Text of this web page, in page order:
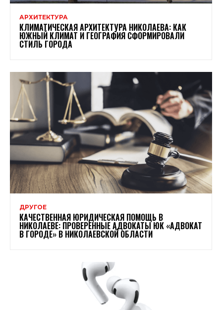
АРХИТЕКТУРА
КЛИМАТИЧЕСКАЯ АРХИТЕКТУРА НИКОЛАЕВА: КАК
ЮЖНЫЙ КЛИМАТ И ГЕОГРАФИЯ СФОРМИРОВАЛИ
СТИЛЬ ГОРОДА
ДРУГОЕ
КАЧЕСТВЕННАЯ ЮРИДИЧЕСКАЯ ПОМОЩЬ В
НИКОЛАЕВЕ: ПРОВЕРЕННЫЕ АДВОКАТЫ ЮК «АДВОКАТ
В ГОРОДЕ» В НИКОЛАЕВСКОЙ ОБЛАСТИ